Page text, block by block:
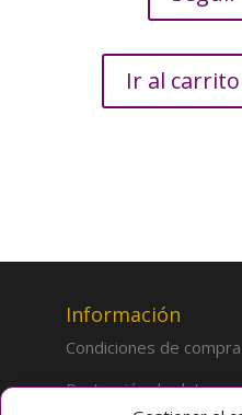
Ir al carrito
Información
Condiciones de compra
Protección de datos